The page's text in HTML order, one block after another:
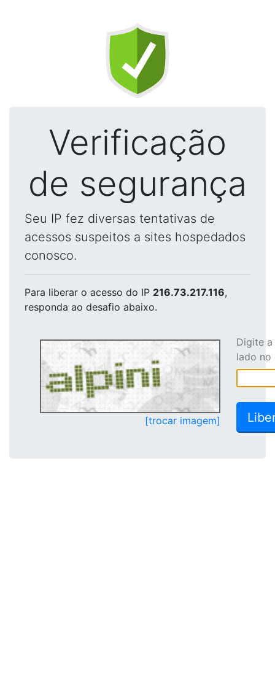
Verificação
de segurança
Seu IP fez diversas tentativas de
acessos suspeitos a sites hospedados
conosco.
Para liberar o acesso do IP 216.73.217.116,
responda ao desafio abaixo.
[trocar imagem]
Digite
lado no